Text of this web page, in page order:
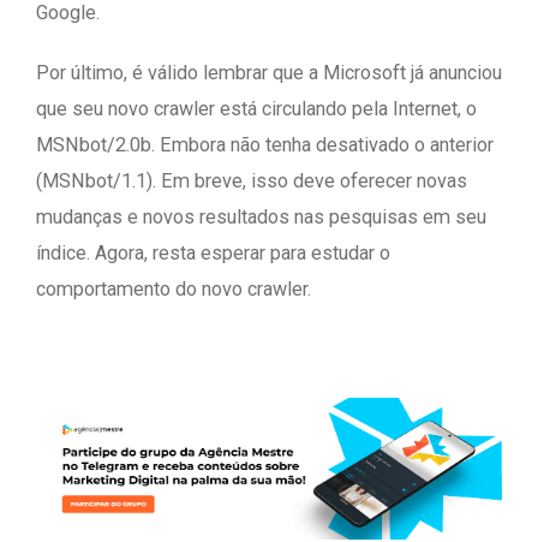
Google.
Por último, é válido lembrar que a Microsoft já anunciou
que seu novo crawler está circulando pela Internet, o
MSNbot/2.0b. Embora não tenha desativado o anterior
(MSNbot/1.1). Em breve, isso deve oferecer novas
mudanças e novos resultados nas pesquisas em seu
índice. Agora, resta esperar para estudar o
comportamento do novo crawler.